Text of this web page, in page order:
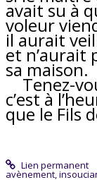
avait su à
voleur
il aurait
et n’aurait
sa maison.
Tenez-
c’est à
que le Fils
Lien permanent
avènement,